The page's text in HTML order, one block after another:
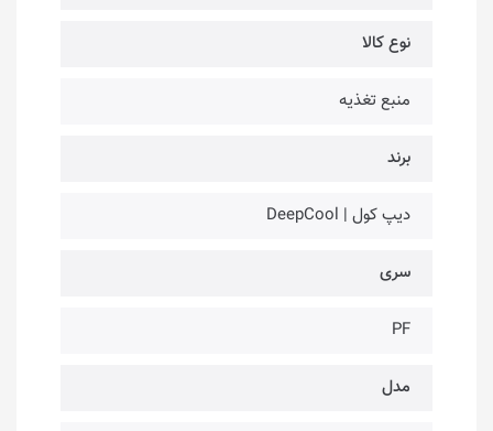
نوع کالا
منبع تغذیه
برند
دیپ کول | DeepCool
سری
PF
مدل